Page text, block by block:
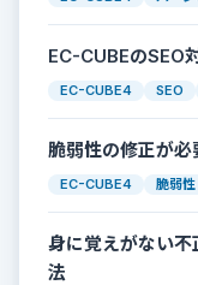
EC-CUBEのSEO
EC-CUBE4 SEO
脆弱性の修正が
EC-CUBE4 脆弱性
身に覚えがない
法